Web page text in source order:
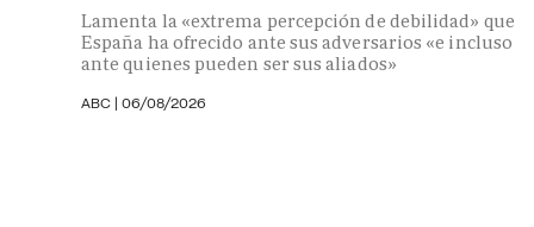
Lamenta la «extrema percepción de debilidad» que
España ha ofrecido ante sus adversarios «e incluso
ante quienes pueden ser sus aliados»
ABC | 06/08/2026